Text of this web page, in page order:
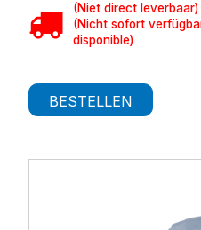
(Niet direct
(Nicht sofort
disponible)
BESTELLEN